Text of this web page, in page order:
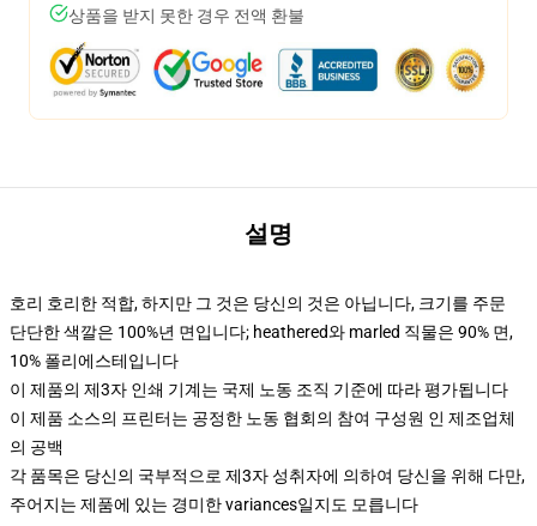
상품을 받지 못한 경우 전액 환불
설명
호리 호리한 적합, 하지만 그 것은 당신의 것은 아닙니다, 크기를 주문
단단한 색깔은 100%년 면입니다; heathered와 marled 직물은 90% 면,
10% 폴리에스테입니다
이 제품의 제3자 인쇄 기계는 국제 노동 조직 기준에 따라 평가됩니다
이 제품 소스의 프린터는 공정한 노동 협회의 참여 구성원 인 제조업체
의 공백
각 품목은 당신의 국부적으로 제3자 성취자에 의하여 당신을 위해 다만,
주어지는 제품에 있는 경미한 variances일지도 모릅니다